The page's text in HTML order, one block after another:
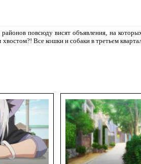
районов повсюду висят объявления, на
Все кошки и собаки в третьем